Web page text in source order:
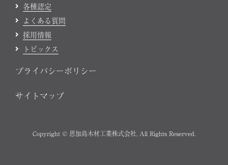
各種認定
よくある質問
採用情報
トピックス
プライバシーポリシー
サイトマップ
Copyright © 恩加島木材工業株式会社, All Rights Reserved.